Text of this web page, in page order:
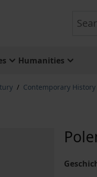
Humanities
/ Contemporary History